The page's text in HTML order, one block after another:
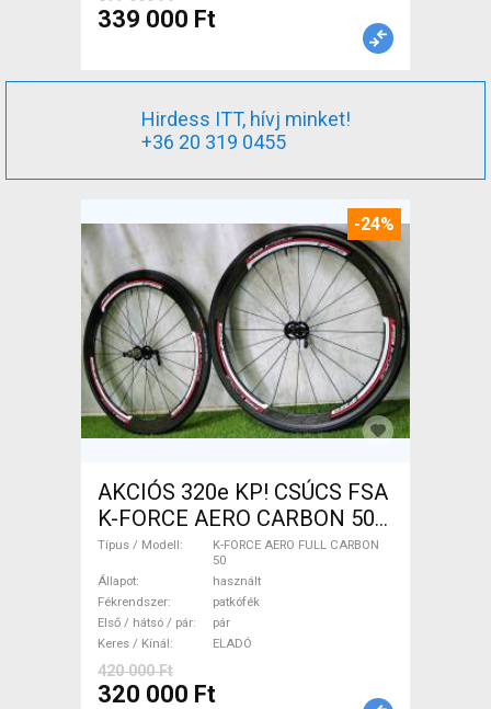
339 000 Ft
Hirdess ITT, hívj minket!
+36 20 319 0455
-24%
AKCIÓS 320e KP! CSÚCS FSA
K-FORCE AERO CARBON 50
Tubular 1.390gr K-FORCE
AERO FULL CARBON 50
Országúti / Gravel / Triatlon
Alkatrész, Országúti Kerék /
Felni / Gumi használt ELADÓ
Típus / Modell
K-FORCE AERO FULL CARBON
50
Állapot
használt
Fékrendszer
patkófék
Első / hátsó / pár
pár
Keres / Kínál
ELADÓ
420 000 Ft
320 000 Ft